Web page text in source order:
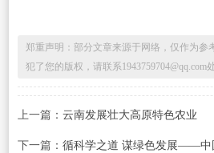
郑重声明：部分文章来源于网络，仅作为参
犯了您的版权，请联系1943759704@qq.com
上一篇： 云南发展壮大高原特色农业
下一篇： 循科学之道 谋绿色发展——中